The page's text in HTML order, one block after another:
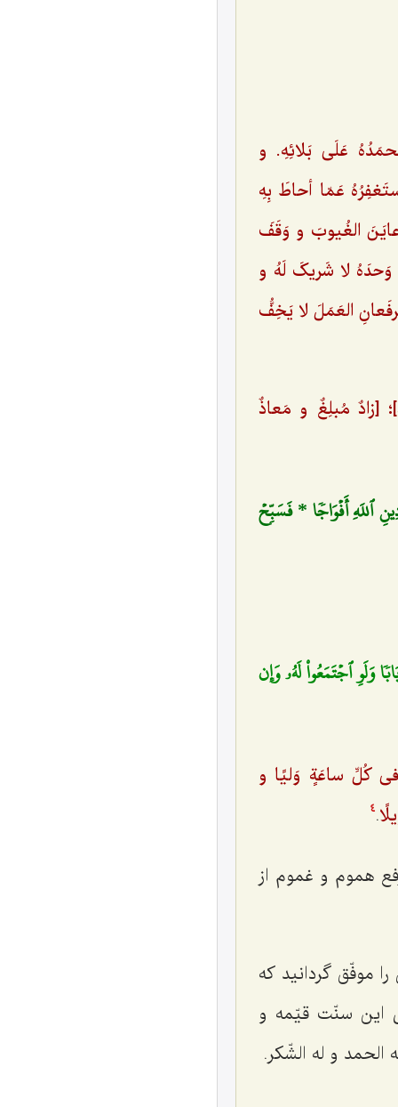
عَلَی بَلائِهِ. و
عَمّا أحاطَ بِهِ
الغُیوبَ و وَقَفَ
وَحدَهُ لا شَریکَ لَهُ و
العَمَلَ لا یَخِفُّ
[زادٌ مُبلِغٌ و مَعاذٌ
ٱللَهِ أَفۡوَاجٗا * فَسَبِّحۡ
وَلَوِ ٱجۡتَمَعُواْ لَهُۥ وَإِن
کُلِّ ساعَةٍ وَلیًا و
.
4
هموم و غموم از
موفّق گردانید که
این سنّت قیّمه و
الحمد و له الشّکر.